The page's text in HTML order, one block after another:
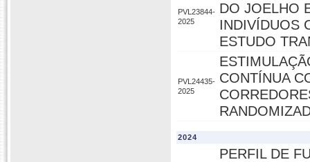
PVL23844-
2025
DO JOELHO
INDIVÍDUOS
ESTUDO
PVL24435-
2025
CONTÍNUA
2024
PERFIL DE